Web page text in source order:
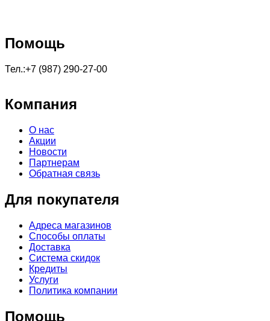
Помощь
Тел.:+7 (987) 290-27-00
Компания
О нас
Акции
Новости
Партнерам
Обратная связь
Для покупателя
Адреса магазинов
Способы оплаты
Доставка
Система скидок
Кредиты
Услуги
Политика компании
Помощь